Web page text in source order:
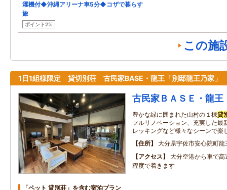
濯機付◆沖縄アリーナ車5分◆コザで暮らす
旅
ポイント2%
この施
1日1組様限定 貸切別荘 古民家BASE・龍王「別邸龍王乃家」
古民家ＢＡＳＥ・龍王
豊かな緑に囲まれた山村の１棟貸
フルリノベーション、充実した
レッキングなど様々なシーンで楽
住所
大分県宇佐市安心院町龍
アクセス
大分空港から車で
程度で着きます
「ペット 貸別荘」を含む宿泊プラン